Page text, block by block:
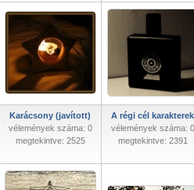
Karácsony (javított)
vélemények száma: 0
megtekintve: 2525
A régi cél karakterek
vélemények száma: 0
megtekintve: 2391